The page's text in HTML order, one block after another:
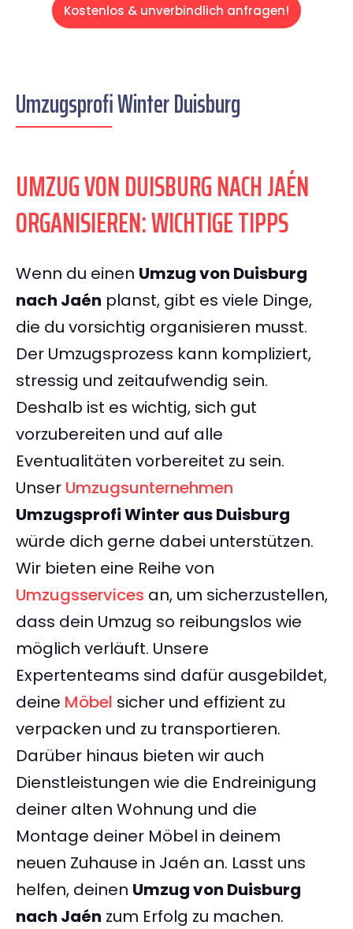
Kostenlos & unverbindlich anfragen!
Umzugsprofi Winter Duisburg
UMZUG VON DUISBURG NACH JAÉN
ORGANISIEREN: WICHTIGE TIPPS
Wenn du einen Umzug von Duisburg
nach Jaén planst, gibt es viele Dinge,
die du vorsichtig organisieren musst.
Der Umzugsprozess kann kompliziert,
stressig und zeitaufwendig sein.
Deshalb ist es wichtig, sich gut
vorzubereiten und auf alle
Eventualitäten vorbereitet zu sein.
Unser Umzugsunternehmen
Umzugsprofi Winter aus Duisburg
würde dich gerne dabei unterstützen.
Wir bieten eine Reihe von
Umzugsservices an, um sicherzustellen,
dass dein Umzug so reibungslos wie
möglich verläuft. Unsere
Expertenteams sind dafür ausgebildet,
deine Möbel sicher und effizient zu
verpacken und zu transportieren.
Darüber hinaus bieten wir auch
Dienstleistungen wie die Endreinigung
deiner alten Wohnung und die
Montage deiner Möbel in deinem
neuen Zuhause in Jaén an. Lasst uns
helfen, deinen Umzug von Duisburg
nach Jaén zum Erfolg zu machen.